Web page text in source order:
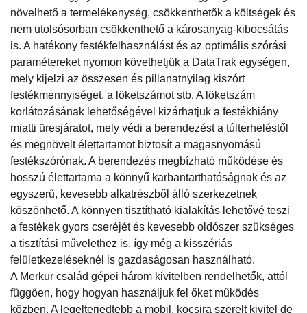
növelhető a termelékenység, csökkenthetők a költségek és
nem utolsósorban csökkenthető a károsanyag-kibocsátás
is. A hatékony festékfelhasználást és az optimális szórási
paramétereket nyomon követhetjük a DataTrak egységen,
mely kijelzi az összesen és pillanatnyilag kiszórt
festékmennyiséget, a löketszámot stb. A löketszám
korlátozásának lehetőségével kizárhatjuk a festékhiány
miatti üresjáratot, mely védi a berendezést a túlterheléstől
és megnövelt élettartamot biztosít a magasnyomású
festékszórónak. A berendezés megbízható működése és
hosszú élettartama a könnyű karbantarthatóságnak és az
egyszerű, kevesebb alkatrészből álló szerkezetnek
köszönhető. A könnyen tisztítható kialakítás lehetővé teszi
a festékek gyors cseréjét és kevesebb oldószer szükséges
a tisztítási művelethez is, így még a kisszériás
felületkezeléseknél is gazdaságosan használható.
A Merkur család gépei három kivitelben rendelhetők, attól
függően, hogy hogyan használjuk fel őket működés
közben. A legelterjedtebb a mobil, kocsira szerelt kivitel de